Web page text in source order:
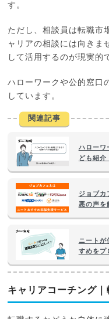
す。
ただし、相談員は転職市
ャリアの相談には向きま
して活用するのが現実的
ハローワークや公的窓口
しています。
関連記事
ハローワ
ども紹介
ジョブカ
悪の声を
ニートが
すめをプ
キャリアコーチング